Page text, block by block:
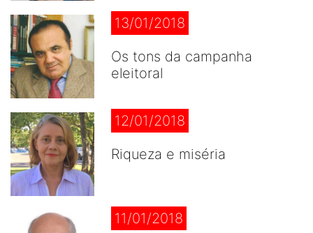
13/01/2018
Os tons da campanha
eleitoral
12/01/2018
Riqueza e miséria
11/01/2018